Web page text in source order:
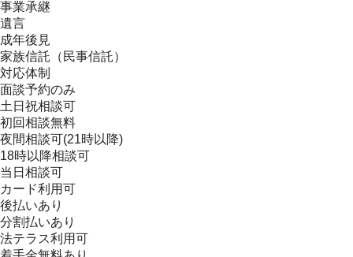
事業承継
遺言
成年後見
家族信託（民事信託）
対応体制
面談予約のみ
土日祝相談可
初回相談無料
夜間相談可(21時以降)
18時以降相談可
当日相談可
カード利用可
後払いあり
分割払いあり
法テラス利用可